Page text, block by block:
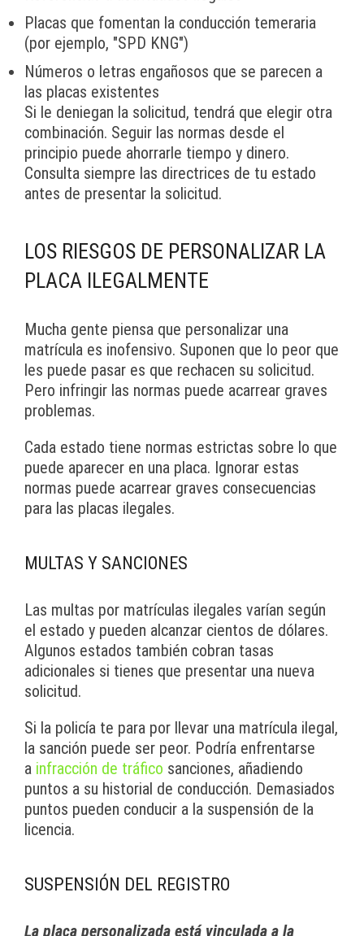
Placas que fomentan la conducción temeraria
(por ejemplo, "SPD KNG")
Números o letras engañosos que se parecen a
las placas existentes
Si le deniegan la solicitud, tendrá que elegir otra
combinación. Seguir las normas desde el
principio puede ahorrarle tiempo y dinero.
Consulta siempre las directrices de tu estado
antes de presentar la solicitud.
LOS RIESGOS DE PERSONALIZAR LA
PLACA ILEGALMENTE
Mucha gente piensa que personalizar una
matrícula es inofensivo. Suponen que lo peor que
les puede pasar es que rechacen su solicitud.
Pero infringir las normas puede acarrear graves
problemas.
Cada estado tiene normas estrictas sobre lo que
puede aparecer en una placa. Ignorar estas
normas puede acarrear graves consecuencias
para las placas ilegales.
MULTAS Y SANCIONES
Las multas por matrículas ilegales varían según
el estado y pueden alcanzar cientos de dólares.
Algunos estados también cobran tasas
adicionales si tienes que presentar una nueva
solicitud.
Si la policía te para por llevar una matrícula ilegal,
la sanción puede ser peor. Podría enfrentarse
a infracción de tráfico sanciones, añadiendo
puntos a su historial de conducción. Demasiados
puntos pueden conducir a la suspensión de la
licencia.
SUSPENSIÓN DEL REGISTRO
La placa personalizada está vinculada a la